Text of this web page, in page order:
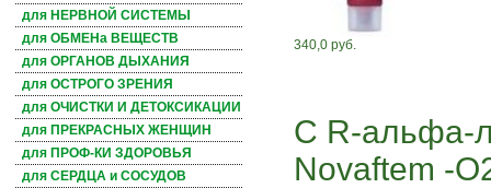
для НЕРВНОЙ СИСТЕМЫ
для ОБМЕНа ВЕЩЕСТВ
для ОРГАНОВ ДЫХАНИЯ
для ОСТРОГО ЗРЕНИЯ
для ОЧИСТКИ И ДЕТОКСИКАЦИИ
для ПРЕКРАСНЫХ ЖЕНЩИН
для ПРОФ-КИ ЗДОРОВЬЯ
для СЕРДЦА и СОСУДОВ
340,0 руб.
С R-альфа-
Novaftem -